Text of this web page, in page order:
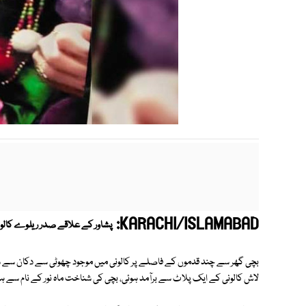
KARACHI/ISLAMABAD: پشاور کے علاقے صدر ریلوے کالونی میں 11 سالہ بچی کی لاش ایک خالی پلاٹ
بچی گھر سے چند قدموں کے فاصلے پر کالونی میں موجود چھوٹی سے دکان سے
لاش کالونی کے ایک پلاٹ سے برآمد ہوئی، بچی کی شناخت ماہ نور کے نام سے